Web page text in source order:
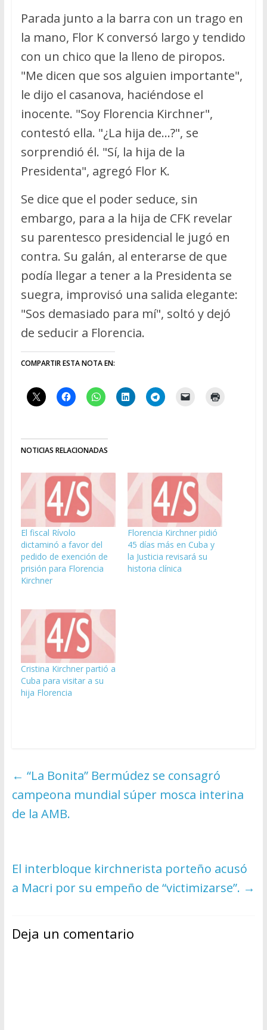
Parada junto a la barra con un trago en
la mano, Flor K conversó largo y tendido
con un chico que la lleno de piropos.
"Me dicen que sos alguien importante",
le dijo el casanova, haciéndose el
inocente. "Soy Florencia Kirchner",
contestó ella. "¿La hija de…?", se
sorprendió él. "Sí, la hija de la
Presidenta", agregó Flor K.
Se dice que el poder seduce, sin
embargo, para a la hija de CFK revelar
su parentesco presidencial le jugó en
contra. Su galán, al enterarse de que
podía llegar a tener a la Presidenta se
suegra, improvisó una salida elegante:
"Sos demasiado para mí", soltó y dejó
de seducir a Florencia.
COMPARTIR ESTA NOTA EN:
NOTICIAS RELACIONADAS
El fiscal Rívolo
dictaminó a favor del
pedido de exención de
prisión para Florencia
Kirchner
Florencia Kirchner pidió
45 días más en Cuba y
la Justicia revisará su
historia clínica
Cristina Kirchner partió a
Cuba para visitar a su
hija Florencia
← “La Bonita” Bermúdez se consagró
campeona mundial súper mosca interina
de la AMB.
El interbloque kirchnerista porteño acusó
a Macri por su empeño de “victimizarse”. →
Deja un comentario